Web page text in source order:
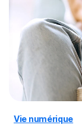
Vie numérique